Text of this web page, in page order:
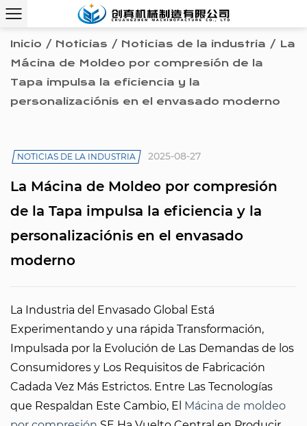
Inicio / Noticias / Noticias de la industria / La
Mácina de Moldeo por compresión de la
Tapa impulsa la eficiencia y la
personalizaciónis en el envasado moderno
NOTICIAS DE LA INDUSTRIA 2025-08-27
La Mácina de Moldeo por compresión
de la Tapa impulsa la eficiencia y la
personalizaciónis en el envasado
moderno
La Industria del Envasado Global Está
Experimentando y una rápida Transformación,
Impulsada por la Evolución de Las Demandas de los
Consumidores y Los Requisitos de Fabricación
Cadada Vez Más Estrictos. Entre Las Tecnologías
que Respaldan Este Cambio, El Mácina de moldeo